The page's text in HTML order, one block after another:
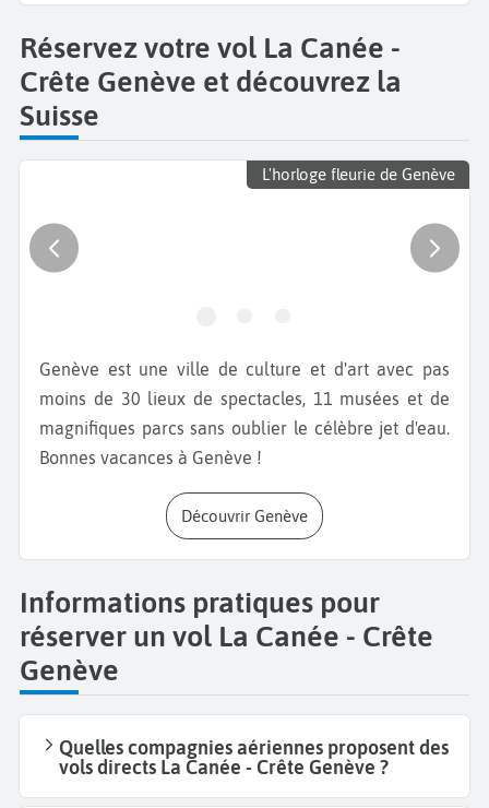
Réservez votre vol La Canée -
Crête Genève et découvrez la
Suisse
L'horloge fleurie de Genève
Genève est une ville de culture et d'art avec pas
moins de 30 lieux de spectacles, 11 musées et de
magnifiques parcs sans oublier le célèbre jet d'eau.
Bonnes vacances à Genève !
Découvrir Genève
Informations pratiques pour
réserver un vol La Canée - Crête
Genève
Quelles compagnies aériennes proposent des
vols directs La Canée - Crête Genève ?